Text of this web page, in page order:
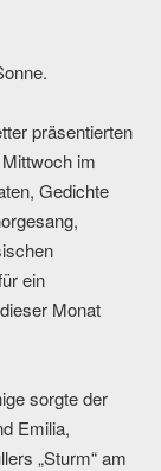
präsentierten
im
Gedichte
ein
Monat
sorgte der
Emilia,
„Sturm“ am